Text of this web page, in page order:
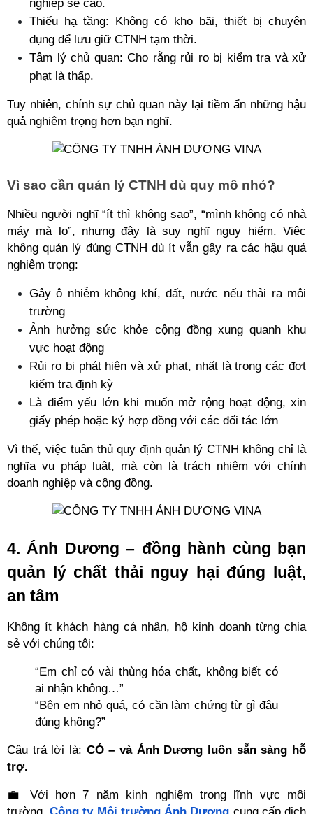
nghiệp sẽ cao.
Thiếu hạ tầng: Không có kho bãi, thiết bị chuyên
dụng để lưu giữ CTNH tạm thời.
Tâm lý chủ quan: Cho rằng rủi ro bị kiểm tra và xử
phạt là thấp.
Tuy nhiên, chính sự chủ quan này lại tiềm ẩn những hậu
quả nghiêm trọng hơn bạn nghĩ.
Vì sao cần quản lý CTNH dù quy mô nhỏ?
Nhiều người nghĩ “ít thì không sao”, “mình không có nhà
máy mà lo”, nhưng đây là suy nghĩ nguy hiểm. Việc
không quản lý đúng CTNH dù ít vẫn gây ra các hậu quả
nghiêm trọng:
Gây ô nhiễm không khí, đất, nước nếu thải ra môi
trường
Ảnh hưởng sức khỏe cộng đồng xung quanh khu
vực hoạt động
Rủi ro bị phát hiện và xử phạt, nhất là trong các đợt
kiểm tra định kỳ
Là điểm yếu lớn khi muốn mở rộng hoạt động, xin
giấy phép hoặc ký hợp đồng với các đối tác lớn
Vì thế, việc tuân thủ quy định quản lý CTNH không chỉ là
nghĩa vụ pháp luật, mà còn là trách nhiệm với chính
doanh nghiệp và cộng đồng.
4. Ánh Dương – đồng hành cùng bạn
quản lý chất thải nguy hại đúng luật,
an tâm
Không ít khách hàng cá nhân, hộ kinh doanh từng chia
sẻ với chúng tôi:
“Em chỉ có vài thùng hóa chất, không biết có
ai nhận không…”
“Bên em nhỏ quá, có cần làm chứng từ gì đâu
đúng không?”
Câu trả lời là: CÓ – và Ánh Dương luôn sẵn sàng hỗ
trợ.
💼 Với hơn 7 năm kinh nghiệm trong lĩnh vực môi
trường, Công ty Môi trường Ánh Dương cung cấp dịch